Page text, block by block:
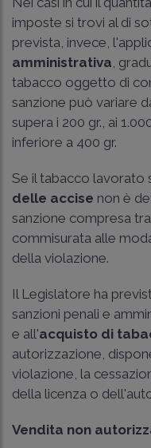
imposte si trovi al di
prevista, invece,
amministrativa ,
tabacco oggetto di
sanzione può variare
supera i 200 gr., ai
inferiore a 400 gr.
Se il tabacco lavorato
delle accise non è
sanzione compresa
commisurata alle
della violazione.
Il Legislatore ha
sanzioni penali e
e all'acquisto di
autorizzazione,
violazione, la
della licenza o
Vendita non